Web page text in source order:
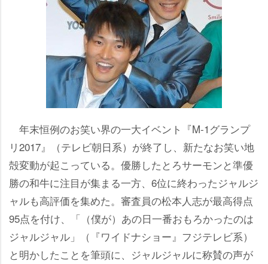
年末恒例のお笑い界の一大イベント『M‐1グランプ
リ2017』（テレビ朝日系）が終了し、新たなお笑い地
殻変動が起こっている。優勝したとろサーモンと準優
勝の和牛に注目が集まる一方、6位に終わったジャルジ
ャルも高評価を集めた。審査員の松本人志が最高得点
95点を付け、「（僕が）あの日一番おもろかったのは
ジャルジャル」（『ワイドナショー』フジテレビ系）
と明かしたことを筆頭に、ジャルジャルに称賛の声が